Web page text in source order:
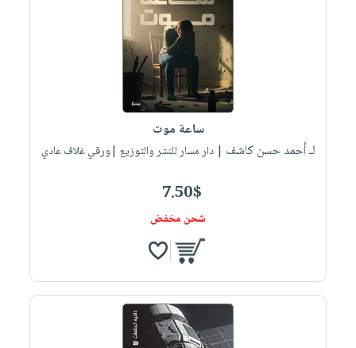
ساعة موت
لـ أحمد حسن كاشف | دار مسار للنشر والتوزيع |ورقي غلاف عادي
7.50$
شحن مخفض